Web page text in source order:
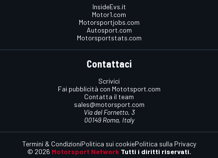
InsideEvs.it
Motor1.com
Motorsportjobs.com
Autosport.com
Motorsportstats.com
Contattaci
Scrivici
Fai pubblicità con Mototsport.com
Contatta il team
sales@motorsport.com
Via del Fornetto, 3
00149 Roma, Italy
© 2026 Motorsport Network Tutti i diritti riservati.
Termini & CondizioniPolitica sui cookiePolitica sulla Privacy